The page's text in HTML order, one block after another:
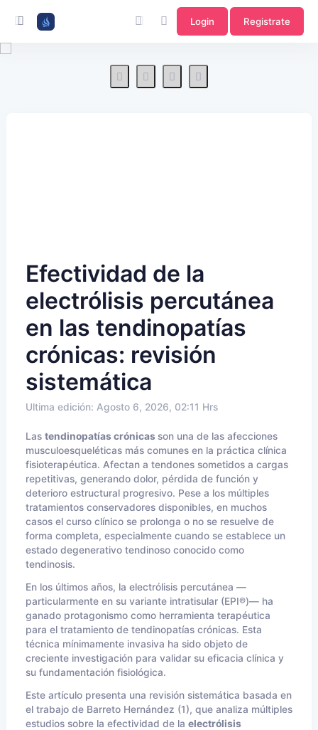
Login Registrate
Efectividad de la
electrólisis percutánea
en las tendinopatías
crónicas: revisión
sistemática
Ultima edición: Agosto 6, 2026, 02:11 Hrs
Las tendinopatías crónicas son una de las afecciones
musculoesqueléticas más comunes en la práctica clínica
fisioterapéutica. Afectan a tendones sometidos a cargas
repetitivas, generando dolor, pérdida de función y
deterioro estructural progresivo. Pese a los múltiples
tratamientos conservadores disponibles, en muchos
casos el curso clínico se prolonga o no se resuelve de
forma completa, especialmente cuando se establece un
estado degenerativo tendinoso conocido como
tendinosis.
En los últimos años, la electrólisis percutánea —
particularmente en su variante intratisular (EPI®)— ha
ganado protagonismo como herramienta terapéutica
para el tratamiento de tendinopatías crónicas. Esta
técnica mínimamente invasiva ha sido objeto de
creciente investigación para validar su eficacia clínica y
su fundamentación fisiológica.
Este artículo presenta una revisión sistemática basada en
el trabajo de Barreto Hernández (1), que analiza múltiples
estudios sobre la efectividad de la electrólisis